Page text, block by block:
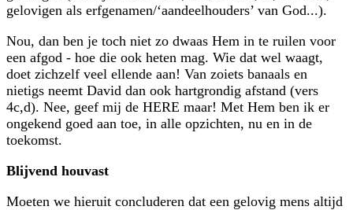
gelovigen als erfge­namen/‘aandeelhouders’ van God...).
Nou, dan ben je toch niet zo dwaas Hem in te ruilen voor
een afgod - hoe die ook heten mag. Wie dat wel waagt,
doet zichzelf veel ellende aan! Van zoiets banaals en
nietigs neemt David dan ook hart­grondig afstand (vers
4c,d). Nee, geef mij de HERE maar! Met Hem ben ik er
ongekend goed aan toe, in alle opzichten, nu en in de
toekomst.
Blijvend houvast
Moeten we hieruit concluderen dat een gelovig mens altijd